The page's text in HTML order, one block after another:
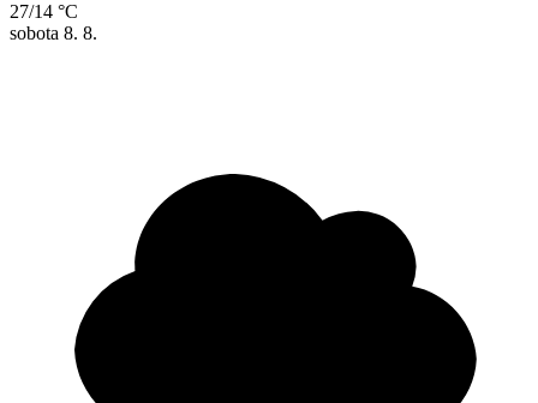
27/14 °C
sobota 8. 8.